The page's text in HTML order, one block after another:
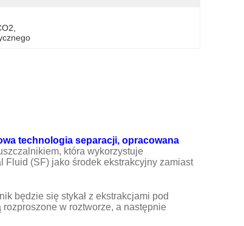
technologia separacji, opracowana
która wykorzystuje
(SF) jako środek ekstrakcyjny zamiast
będzie się stykał z ekstrakcjami pod
w roztworze, a następnie